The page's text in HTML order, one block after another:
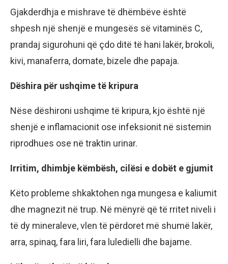
Gjakderdhja e mishrave të dhëmbëve është
shpesh një shenjë e mungesës së vitaminës C,
prandaj sigurohuni që çdo ditë të hani lakër, brokoli,
kivi, manaferra, domate, bizele dhe papaja.
Dëshira për ushqime të kripura
Nëse dëshironi ushqime të kripura, kjo është një
shenjë e inflamacionit ose infeksionit në sistemin
riprodhues ose në traktin urinar.
Irritim, dhimbje këmbësh, cilësi e dobët e gjumit
Këto probleme shkaktohen nga mungesa e kaliumit
dhe magnezit në trup. Në mënyrë që të rritet niveli i
të dy mineraleve, vlen të përdoret më shumë lakër,
arra, spinaq, fara liri, fara luledielli dhe bajame.